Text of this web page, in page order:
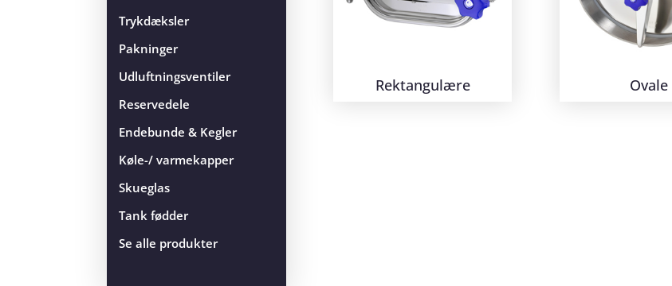
Rektangulære Ovale
Trykdæksler
Pakninger
Udluftningsventiler
Reservedele
Endebunde & Kegler
Køle-/ varmekapper
Skueglas
Tank fødder
Se alle produkter